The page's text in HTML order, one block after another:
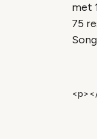
met
75